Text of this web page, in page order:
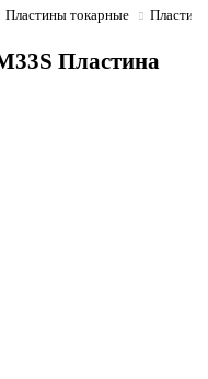
Пластины токарные
Пластина